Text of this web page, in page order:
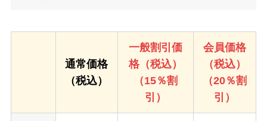
通常価格
（税込）
一般割引価
格（税込）
（15％割
引）
会員価格
（税込）
（20％割
引）